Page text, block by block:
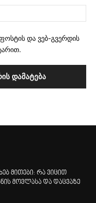
და ვებ-გვერდის
მითები: რა ვიცით
მოვლასა და დაცვაზე